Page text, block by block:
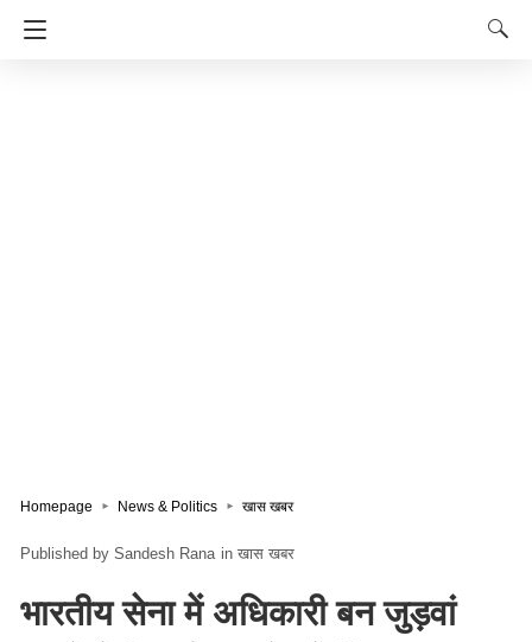
Homepage News & Politics खास खबर
Sandesh Rana in खास खबर
भारतीय सेना में अधिकारी बन जुड़वां